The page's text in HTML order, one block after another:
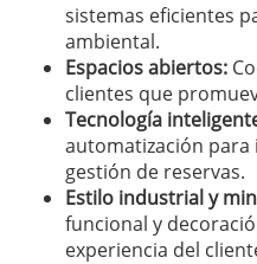
sistemas eficientes
ambiental.
Espacios abiertos:
clientes que
Tecnología
automatización para
gestión de reservas.
Estilo industrial y
funcional y
experiencia del